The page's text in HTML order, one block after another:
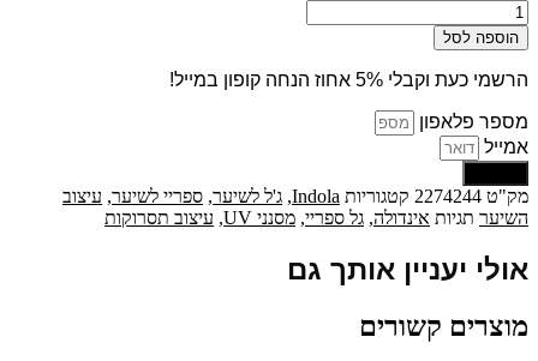
כמות
של
ג`ל
ספריי
לשיער
לאחיזה
חזקה
300
מ``ל
-
הוספה לסל
הרשמי כעת וקבלי 5% אחוז הנחה קופון במייל!
מספר פלאפון
אמייל
מק"ט 2274244 קטגוריות Indola
, ג'ל לשיער, ספריי לשיער, עיצוב
השיער תגיות אינדולה, גל ספריי, מסנני UV , עיצוב תסרוקות
אולי יעניין אותך גם
מוצרים קשורים